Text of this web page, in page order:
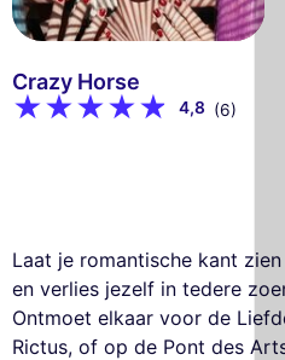
Crazy Horse
4,8 (6)
Laat je romantische kant
en verlies jezelf in tedere
Ontmoet elkaar voor de
Rictus, of op de Pont des